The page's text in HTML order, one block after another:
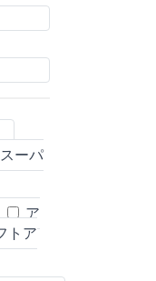
スーパ
ア
トア